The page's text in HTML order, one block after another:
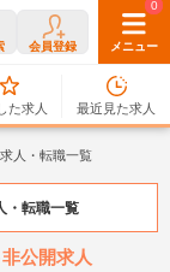
会員登録 メニュー
0
た求人
0
最近見た求人
人・転職一覧
・転職一覧
非公開求人